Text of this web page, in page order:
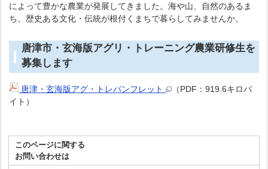
によって豊かな農業が発展してきました。海や山、自然のあるま
ち、歴史ある文化・伝統が根付くまちで暮らしてみませんか。
唐津市・玄海版アグリ・トレーニング農業研修生を
募集します
唐津・玄海版アグ・トレパンフレット
（PDF：919.6キロバ
イト）
このページに関する
お問い合わせは